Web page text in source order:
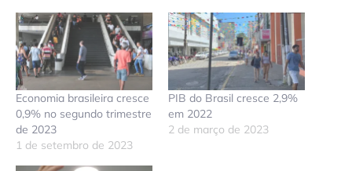
Economia brasileira cresce
0,9% no segundo trimestre
de 2023
1 de setembro de 2023
PIB do Brasil cresce 2,9%
em 2022
2 de março de 2023